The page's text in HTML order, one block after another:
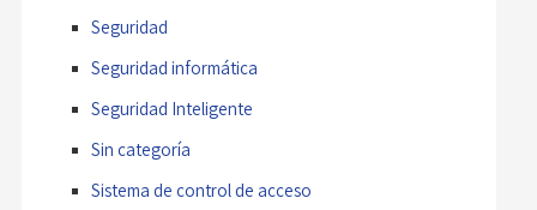
Seguridad
Seguridad informática
Seguridad Inteligente
Sin categoría
Sistema de control de acceso